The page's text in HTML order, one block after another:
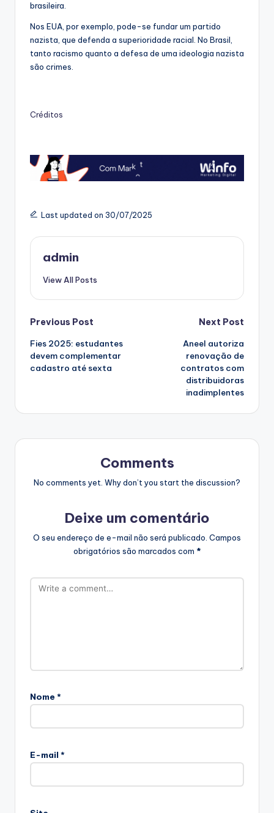
brasileira.
Nos EUA, por exemplo, pode-se fundar um partido
nazista, que defenda a superioridade racial. No Brasil,
tanto racismo quanto a defesa de uma ideologia nazista
são crimes.
Créditos
Last updated on 30/07/2025
admin
View All Posts
Post
navigation
Previous Post
Fies 2025: estudantes
devem complementar
cadastro até sexta
Next Post
Aneel autoriza
renovação de
contratos com
distribuidoras
inadimplentes
Comments
No comments yet. Why don’t you start the discussion?
Deixe um comentário
O seu endereço de e-mail não será publicado. Campos
obrigatórios são marcados com *
Nome *
E-mail *